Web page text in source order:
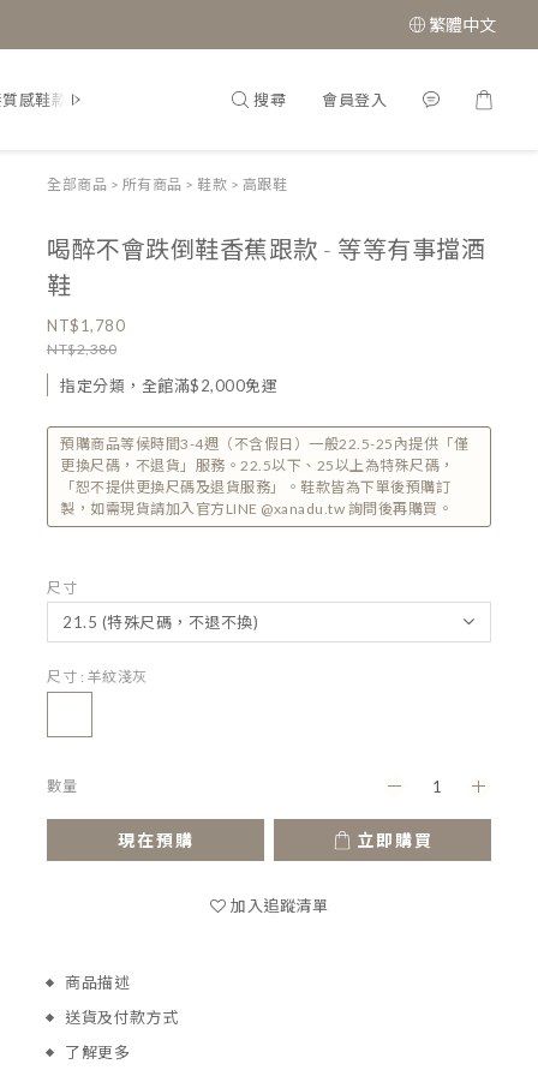
繁體中文
感鞋款 搜尋 會員登入
全部商品 > 所有商品 > 鞋款 > 高跟鞋
喝醉不會跌倒鞋香蕉跟款 - 等等有事擋酒
鞋
NT$1,780
NT$2,380
指定分類，全館滿$2,000免運
預購商品等候時間3-4週（不含假日）一般22.5-25內提供「僅
更換尺碼，不退貨」服務。22.5以下、25以上為特殊尺碼，
「恕不提供更換尺碼及退貨服務」。鞋款皆為下單後預購訂
製，如需現貨請加入官方LINE @xanadu.tw 詢問後再購買。
尺寸
尺寸 : 羊紋淺灰
數量
現在預購 立即購買
加入追蹤清單
商品描述
送貨及付款方式
了解更多